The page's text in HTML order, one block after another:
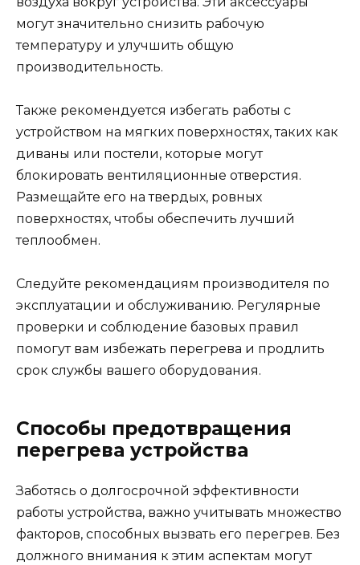
могут значительно снизить рабочую
температуру и улучшить общую
производительность.
Также рекомендуется избегать работы с
устройством на мягких поверхностях, таких как
диваны или постели, которые могут
блокировать вентиляционные отверстия.
Размещайте его на твердых, ровных
поверхностях, чтобы обеспечить лучший
теплообмен.
Следуйте рекомендациям производителя по
эксплуатации и обслуживанию. Регулярные
проверки и соблюдение базовых правил
помогут вам избежать перегрева и продлить
срок службы вашего оборудования.
Способы предотвращения
перегрева устройства
Заботясь о долгосрочной эффективности
работы устройства, важно учитывать множество
факторов, способных вызвать его перегрев. Без
должного внимания к этим аспектам могут